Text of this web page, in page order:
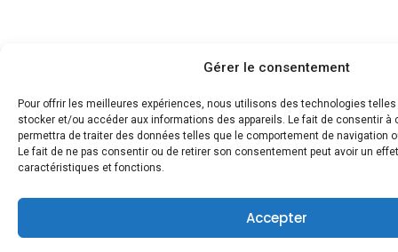
Gérer le consentement
Pour offrir les meilleures expériences, nous utilisons des technologies
stocker et/ou accéder aux informations des appareils. Le fait de consentir à
permettra de traiter des données telles que le comportement de navigation
Le fait de ne pas consentir ou de retirer son consentement peut avoir un
caractéristiques et fonctions.
Accepter